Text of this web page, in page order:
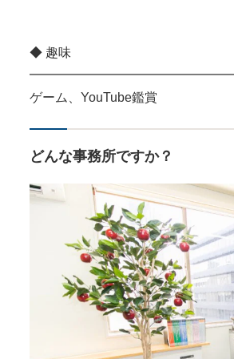
◆ 趣味
ゲーム、YouTube鑑賞
どんな事務所ですか？